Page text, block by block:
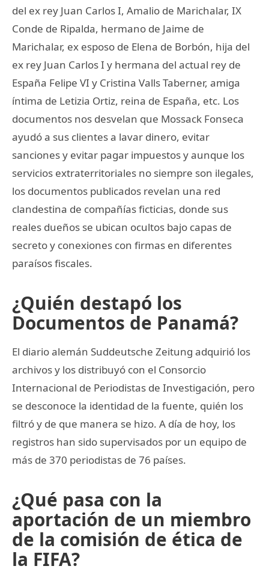
del ex rey Juan Carlos I, Amalio de Marichalar, IX
Conde de Ripalda, hermano de Jaime de
Marichalar, ex esposo de Elena de Borbón, hija del
ex rey Juan Carlos I y hermana del actual rey de
España Felipe VI y Cristina Valls Taberner, amiga
íntima de Letizia Ortiz, reina de España, etc. Los
documentos nos desvelan que Mossack Fonseca
ayudó a sus clientes a lavar dinero, evitar
sanciones y evitar pagar impuestos y aunque los
servicios extraterritoriales no siempre son ilegales,
los documentos publicados revelan una red
clandestina de compañías ficticias, donde sus
reales dueños se ubican ocultos bajo capas de
secreto y conexiones con firmas en diferentes
paraísos fiscales.
¿Quién destapó los
Documentos de Panamá?
El diario alemán Suddeutsche Zeitung adquirió los
archivos y los distribuyó con el Consorcio
Internacional de Periodistas de Investigación, pero
se desconoce la identidad de la fuente, quién los
filtró y de que manera se hizo. A día de hoy, los
registros han sido supervisados por un equipo de
más de 370 periodistas de 76 países.
¿Qué pasa con la
aportación de un miembro
de la comisión de ética de
la FIFA?